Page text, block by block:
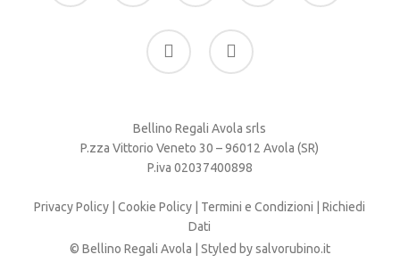
phone email
Bellino Regali Avola srls
P.zza Vittorio Veneto 30 – 96012 Avola (SR)
P.iva 02037400898
Privacy Policy |Cookie Policy Termini e Condizioni |Richiedi
Dati
© Bellino Regali Avola | Styled bysalvorubino.it